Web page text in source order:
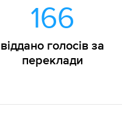
166
віддано голосів за
переклади